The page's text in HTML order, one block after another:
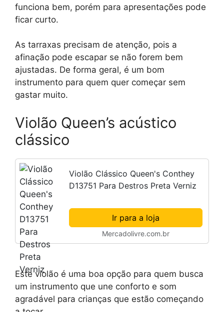
funciona bem, porém para apresentações pode
ficar curto.
As tarraxas precisam de atenção, pois a
afinação pode escapar se não forem bem
ajustadas. De forma geral, é um bom
instrumento para quem quer começar sem
gastar muito.
Violão Queen’s acústico
clássico
Violão Clássico Queen's Conthey
D13751 Para Destros Preta Verniz
Ir para a loja
Mercadolivre.com.br
Este violão é uma boa opção para quem busca
um instrumento que une conforto e som
agradável para crianças que estão começando